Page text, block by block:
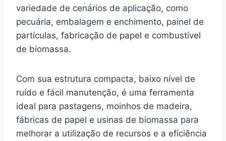
variedade de cenários de aplicação, como
pecuária, embalagem e enchimento, painel de
partículas, fabricação de papel e combustível
de biomassa.
Com sua estrutura compacta, baixo nível de
ruído e fácil manutenção, é uma ferramenta
ideal para pastagens, moinhos de madeira,
fábricas de papel e usinas de biomassa para
melhorar a utilização de recursos e a eficiência